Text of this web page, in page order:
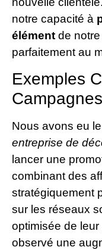
notre capacité à
élément de
parfaitement au
Exemples
Nous avons eu
entreprise de
lancer une
combinant des
stratégiquement
sur les réseaux
optimisée de
observé une